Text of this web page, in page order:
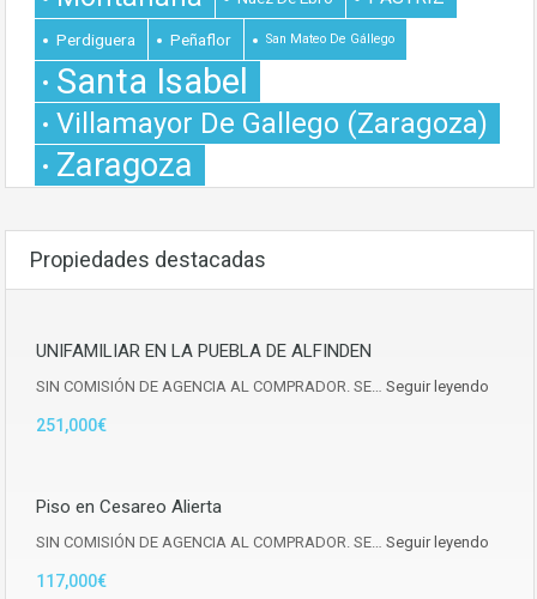
Perdiguera Peñaflor San Mateo De Gállego
Santa Isabel
Villamayor De Gallego (Zaragoza)
Zaragoza
Propiedades destacadas
UNIFAMILIAR EN LA PUEBLA DE ALFINDEN
SIN COMISIÓN DE AGENCIA AL COMPRADOR. SE… Seguir leyendo
251,000€
Piso en Cesareo Alierta
SIN COMISIÓN DE AGENCIA AL COMPRADOR. SE… Seguir leyendo
117,000€